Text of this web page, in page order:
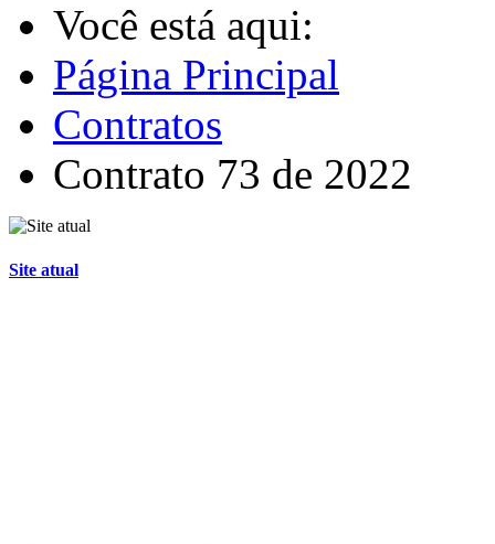
Você está aqui:
Página Principal
Contratos
Contrato 73 de 2022
Site atual